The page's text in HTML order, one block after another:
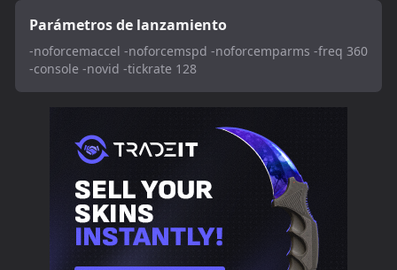
Parámetros de lanzamiento
-noforcemaccel -noforcemspd -noforcemparms -freq 360
-console -novid -tickrate 128